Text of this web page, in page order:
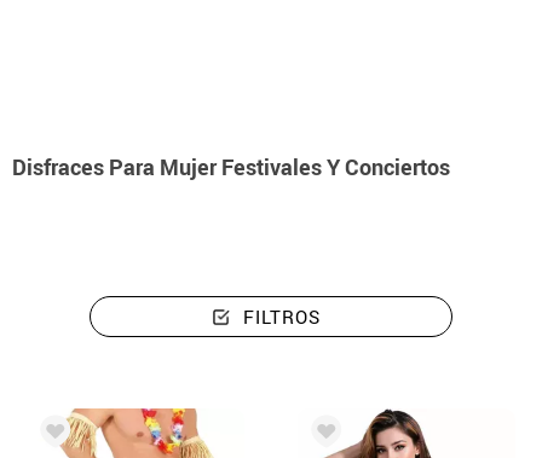
Disfraces Para Mujer Festivales Y Conciertos
FILTROS